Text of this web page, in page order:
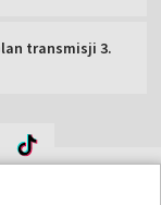
transmisji 3.